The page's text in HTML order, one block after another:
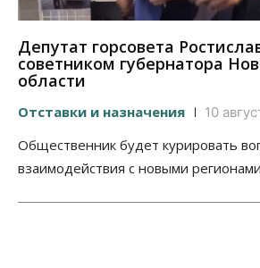
Депутат горсовета
советником губернатора
области
Отставки и назначения 10
Общественник будет курировать
взаимодействия с новыми